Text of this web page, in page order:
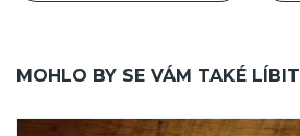
MOHLO BY SE VÁM TAKÉ LÍBIT